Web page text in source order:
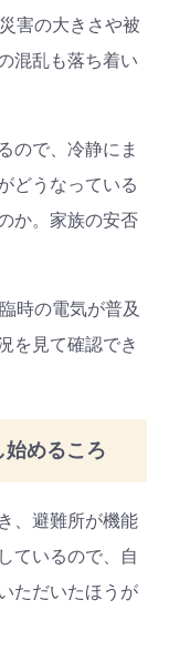
害の大きさや被
混乱も落ち着い
ので、冷静にま
どうなっている
か。家族の安否
時の電気が普及
を見て確認でき
始めるころ
、避難所が機能
ているので、自
ただいたほうが